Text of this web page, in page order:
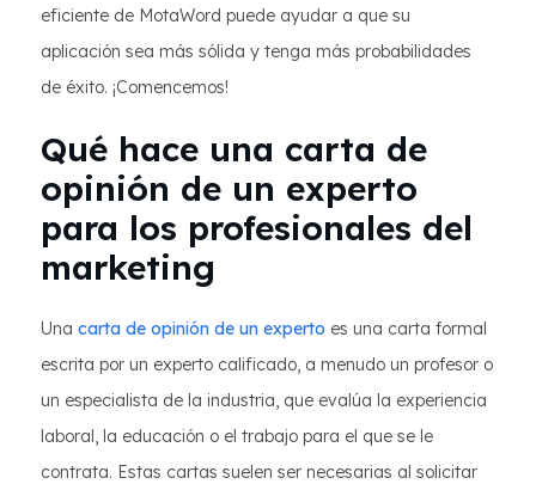
eficiente de MotaWord puede ayudar a que su
aplicación sea más sólida y tenga más probabilidades
de éxito. ¡Comencemos!
Qué hace una carta de
opinión de un experto
para los profesionales del
marketing
Una carta de opinión de un experto es una carta formal
escrita por un experto calificado, a menudo un profesor o
un especialista de la industria, que evalúa la experiencia
laboral, la educación o el trabajo para el que se le
contrata. Estas cartas suelen ser necesarias al solicitar